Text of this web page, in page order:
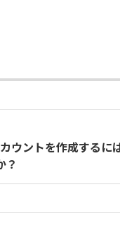
ウントを作成するに
？